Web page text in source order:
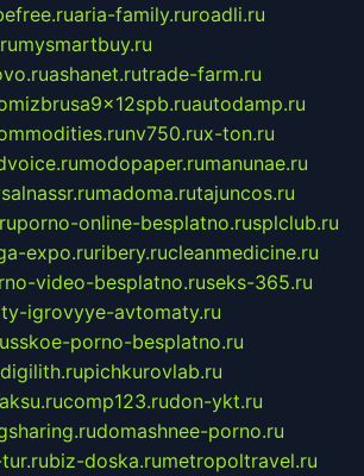
aria-family.ruroadli.ru
mysmartbuy.ru
ashanet.rutrade-farm.ru
autodamp.ru
nv750.rux-ton.ru
modopaper.rumanunae.ru
madoma.rutajuncos.ru
porno-online-besplatno.rusplclub.ru
expo.ruribery.rucleanmedicine.ru
video-besplatno.ruseks-365.ru
igrovyye-avtomaty.ru
porno-besplatno.ru
digilith.rupichkurovlab.ru
comp123.rudon-ykt.ru
domashnee-porno.ru
biz-doska.rumetropoltravel.ru